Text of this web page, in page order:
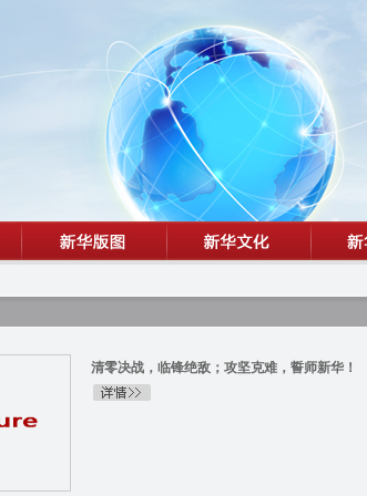
清零决战，临锋绝敌；攻坚克难，誓师新华！